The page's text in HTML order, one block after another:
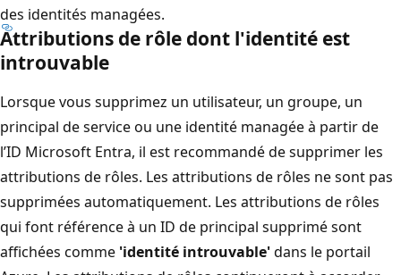
des identités managées.
Attributions de rôle dont l'identité est
introuvable
Lorsque vous supprimez un utilisateur, un groupe, un
principal de service ou une identité managée à partir de
l’ID Microsoft Entra, il est recommandé de supprimer les
attributions de rôles. Les attributions de rôles ne sont pas
supprimées automatiquement. Les attributions de rôles
qui font référence à un ID de principal supprimé sont
affichées comme 'identité introuvable'dans le portail